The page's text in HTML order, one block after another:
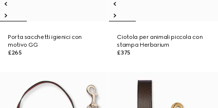
Porta sacchetti igienici con
motivo GG
£265
Ciotola per animali piccola con
stampa Herbarium
£375